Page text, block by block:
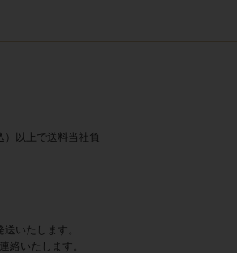
）以上で送料当社負
いたします。
絡いたします。